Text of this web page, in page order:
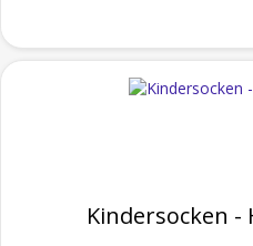
Kindersocken -